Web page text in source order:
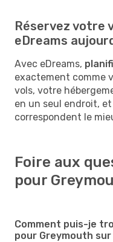
Réservez votre
eDreams
Avec eDreams,
exactement comme
vols, votre
en un seul endroit,
correspondent le
Foire aux
pour
Comment puis-je
pour Greymouth